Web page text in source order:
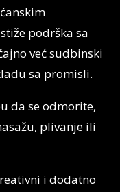
podrška sa
već sudbinski
sa promisli.
da se odmorite,
plivanje ili
i dodatno